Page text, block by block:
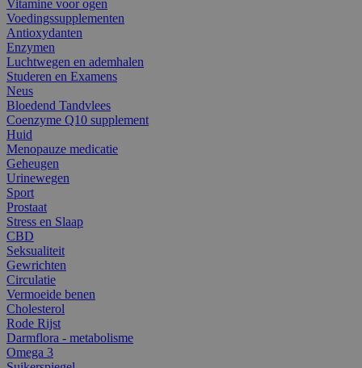
Vitamine voor ogen
Voedingssupplementen
Antioxydanten
Enzymen
Luchtwegen en ademhalen
Studeren en Examens
Neus
Bloedend Tandvlees
Coenzyme Q10 supplement
Huid
Menopauze medicatie
Geheugen
Urinewegen
Sport
Prostaat
Stress en Slaap
CBD
Seksualiteit
Gewrichten
Circulatie
Vermoeide benen
Cholesterol
Rode Rijst
Darmflora - metabolisme
Omega 3